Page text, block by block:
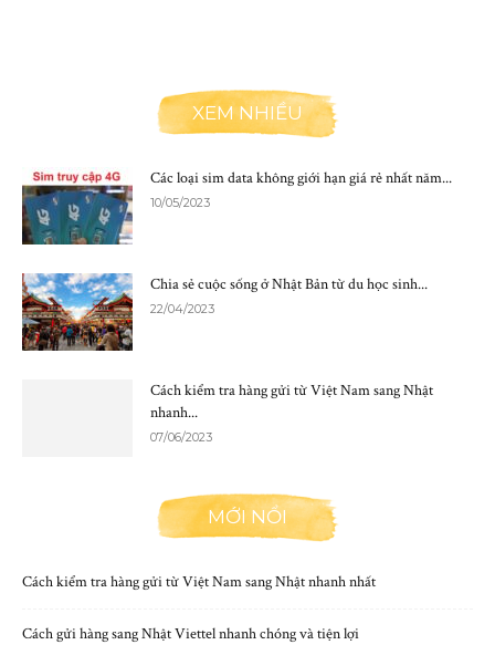
XEM NHIỀU
Các loại sim data không giới hạn giá rẻ nhất năm...
10/05/2023
Chia sẻ cuộc sống ở Nhật Bản từ du học sinh...
22/04/2023
Cách kiểm tra hàng gửi từ Việt Nam sang Nhật
nhanh...
07/06/2023
MỚI NỔI
Cách kiểm tra hàng gửi từ Việt Nam sang Nhật nhanh nhất
Cách gửi hàng sang Nhật Viettel nhanh chóng và tiện lợi